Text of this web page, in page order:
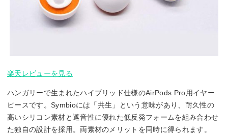
楽天レビューを見る
ハンガリーで生まれたハイブリッド仕様のAirPods Pro用イヤー
ピースです。Symbioには「共生」という意味があり、耐久性の
高いシリコン素材と遮音性に優れた低反発フォームを組み合わせ
た独自の設計を採用。両素材のメリットを同時に得られます。